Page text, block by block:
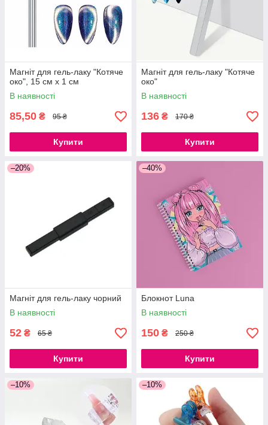
Магніт для гель-лаку "Котяче
око", 15 см х 1 см
В наявності
85,50 ₴ 95 ₴
Купити
Магніт для гель-лаку "Котяче
око"
В наявності
136 ₴ 170 ₴
Купити
–20%
Магніт для гель-лаку чорний
В наявності
52 ₴ 65 ₴
Купити
–40%
Блокнот Luna
В наявності
150 ₴ 250 ₴
Купити
–10% –10%